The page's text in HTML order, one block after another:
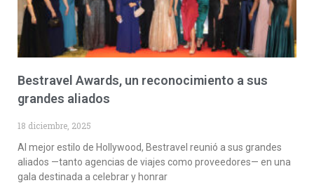
Bestravel Awards, un reconocimiento a sus
grandes aliados
18 diciembre, 2025
Al mejor estilo de Hollywood, Bestravel reunió a sus grandes
aliados —tanto agencias de viajes como proveedores— en una
gala destinada a celebrar y honrar